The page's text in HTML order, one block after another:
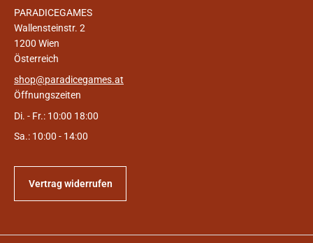
PARADICEGAMES
Wallensteinstr. 2
1200 Wien
Österreich
shop@paradicegames.at
Öffnungszeiten
Di. - Fr.: 10:00 18:00
Sa.: 10:00 - 14:00
Vertrag widerrufen